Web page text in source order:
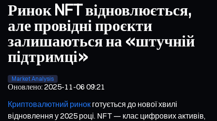
Ринок NFT відновлюється,
але провідні проєкти
залишаються на «штучній
підтримці»
Market Analysis
Оновлено:2025-11-06 09:21
Криптовалютний ринок готується до нової хвилі
відновлення у 2025 році. NFT — клас цифрових активів,